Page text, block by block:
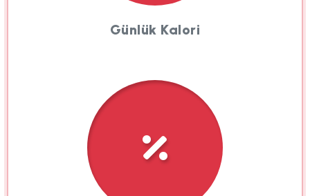
Günlük Kalori